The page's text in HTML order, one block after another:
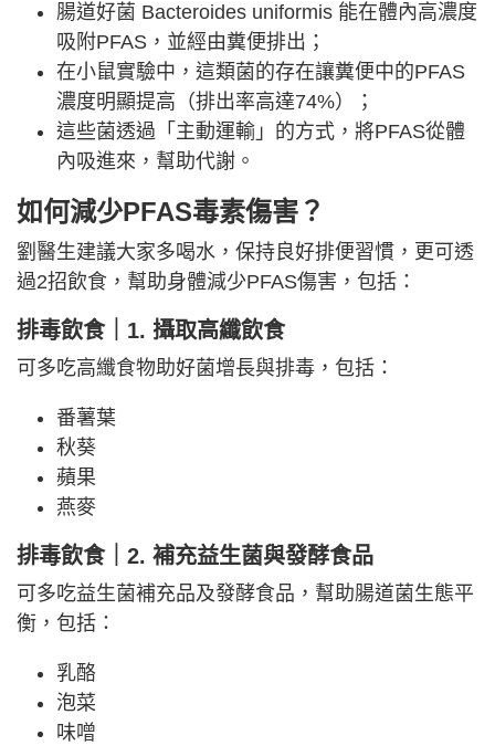
腸道好菌 Bacteroides uniformis 能在體內高濃度
吸附PFAS，並經由糞便排出；
在小鼠實驗中，這類菌的存在讓糞便中的PFAS
濃度明顯提高（排出率高達74%）；
這些菌透過「主動運輸」的方式，將PFAS從體
內吸進來，幫助代謝。
如何減少PFAS毒素傷害？
劉醫生建議大家多喝水，保持良好排便習慣，更可透
過2招飲食，幫助身體減少PFAS傷害，包括：
排毒飲食｜1. 攝取高纖飲食
可多吃高纖食物助好菌增長與排毒，包括：
番薯葉
秋葵
蘋果
燕麥
排毒飲食｜2. 補充益生菌與發酵食品
可多吃益生菌補充品及發酵食品，幫助腸道菌生態平
衡，包括：
乳酪
泡菜
味噌